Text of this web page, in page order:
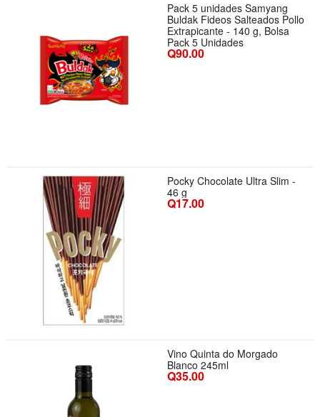
Pack 5 unidades Samyang
Buldak Fideos Salteados Pollo
Extrapicante - 140 g, Bolsa
Pack 5 Unidades
Q90.00
Pocky Chocolate Ultra Slim -
46 g
Q17.00
Vino Quinta do Morgado
Blanco 245ml
Q35.00